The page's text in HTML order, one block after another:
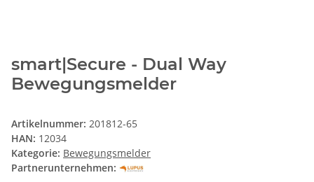
smart|Secure - Dual Way
Bewegungsmelder
Artikelnummer: 201812-65
HAN: 12034
Kategorie: Bewegungsmelder
Partnerunternehmen: